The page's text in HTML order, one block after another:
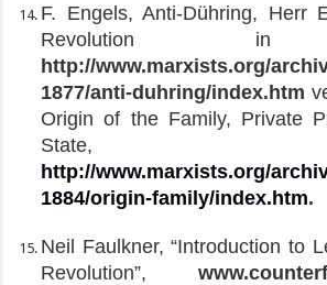
F. Engels, Anti-Dühring, Herr
Revolution in
http://www.marxists.org/
1877/anti-duhring/index.htm
Origin of the Family, Private
State,
http://www.marxists.org/
1884/origin-family/index.htm.
Neil Faulkner, “Introduction to
Revolution”,